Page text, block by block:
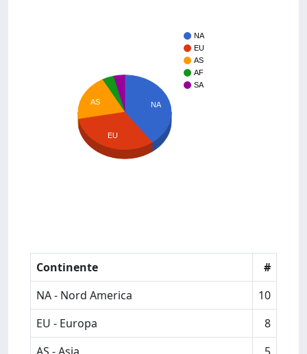
NA
EU
AS
AF
SA
NA
AS
EU
Continente
#
NA - Nord America
10
EU - Europa
8